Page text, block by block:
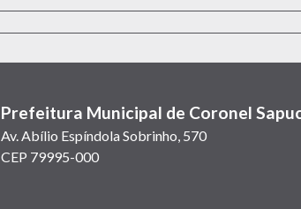
Prefeitura Municipal de Coronel
Av. Abílio Espíndola Sobrinho, 570
CEP 79995-000